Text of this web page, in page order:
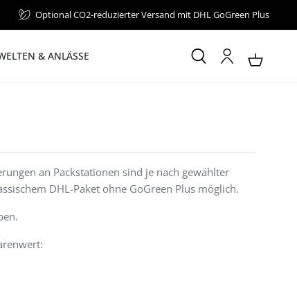
Optional CO2-reduzierter Versand mit DHL GoGreen Plus
& ANLÄSSE
an Packstationen sind je nach gewählter
DHL-Paket ohne GoGreen Plus möglich.